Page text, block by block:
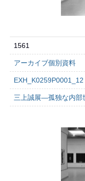
1561
アーカイブ個別資料
EXH_K0259P0001_12
三上誠展―孤独な内